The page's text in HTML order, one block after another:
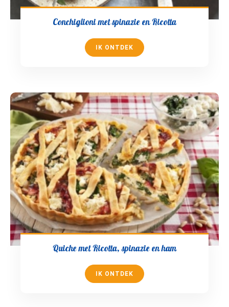
Conchiglioni met spinazie en Ricotta
IK ONTDEK
Quiche met Ricotta, spinazie en ham
IK ONTDEK